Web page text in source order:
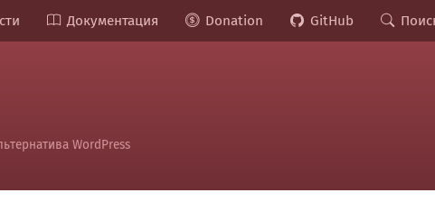
Документация Donation GitHub
WordPress